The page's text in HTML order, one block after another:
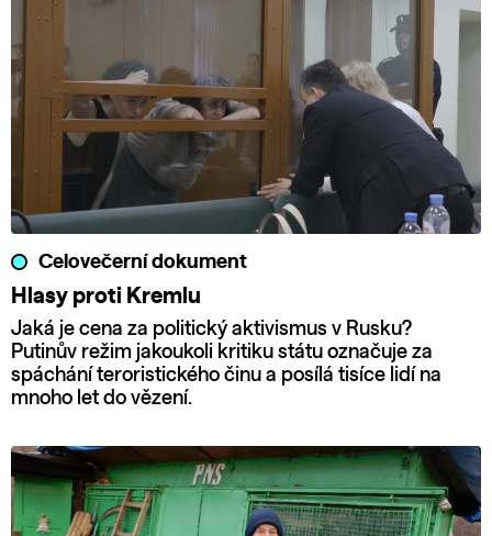
Celovečerní dokument
Hlasy proti Kremlu
Jaká je cena za politický aktivismus v Rusku?
Putinův režim jakoukoli kritiku státu označuje za
spáchání teroristického činu a posílá tisíce lidí na
mnoho let do vězení.